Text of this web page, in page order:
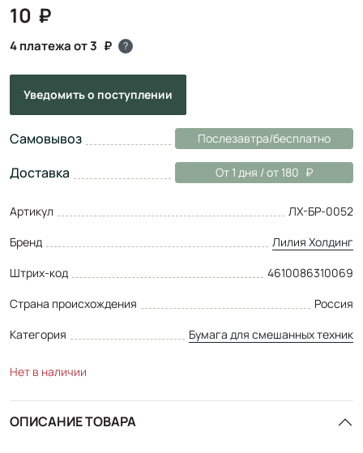
10
4 платежа от 3 ?
Уведомитьо поступлении
Самовывоз Послезавтра/бесплатно
Доставка От 1 дня / от 180
Артикул
ЛХ-БР-0052
Бренд
Лилия Холдинг
Штрих-код
4610086310069
Страна происхождения
Россия
Категория
Бумага для смешанных техник
Нет в наличии
ОПИСАНИЕ ТОВАРА